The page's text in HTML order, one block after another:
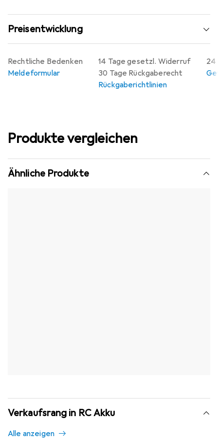
Preisentwicklung
14 Tage gesetzl. Widerruf
30 Tage Rückgaberecht
Rückgaberichtlinien
24
Rechtliche Bedenken
Meldeformular
Produkte vergleichen
Ähnliche Produkte
Verkaufsrang in RC Akku
Alle anzeigen